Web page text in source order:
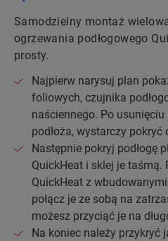
Samodzielny montaż
ogrzewania podłogowego
prosty.
Najpierw narysuj plan
foliowych, czujnika
naściennego. Po usunięciu
podłoża, wystarczy pokryć
Następnie pokryj podłogę
QuickHeat i sklej je
QuickHeat z
połącz je ze sobą na
możesz przyciąć je na
Na koniec należy przykryć